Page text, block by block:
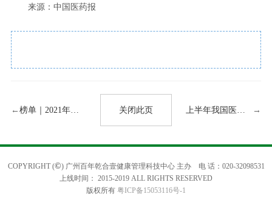
来源：中国医药报
← 榜单｜2021年中国医疗器械行业百强榜公布 关闭此页 上半年我国医疗器械“走出去”步伐稳健，进出口贸易额为615.04亿美元 →
COPYRIGHT (©) 广州百年乾合壹健康管理科技中心 主办 电 话：020-32098531
上线时间： 2015-2019 ALL RIGHTS RESERVED
版权所有 粤ICP备15053116号-1